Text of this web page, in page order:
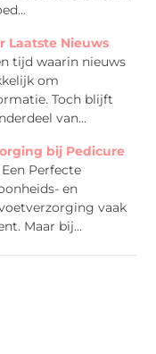
Laatste Nieuws
tijd waarin nieuws
om
Toch blijft
van...
bij Pedicure
Perfecte
en
vaak
Maar bij...